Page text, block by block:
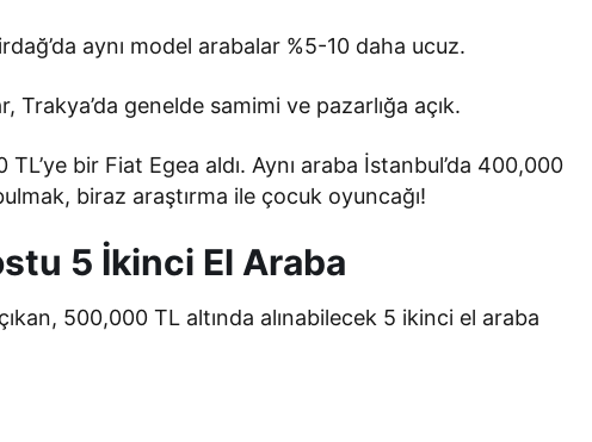
aynı model arabalar %5-10 daha ucuz.
Trakya’da genelde samimi ve pazarlığa açık.
bir Fiat Egea aldı. Aynı araba İstanbul’da 400,000
biraz araştırma ile çocuk oyuncağı!
5 İkinci El Araba
500,000 TL altında alınabilecek 5 ikinci el araba